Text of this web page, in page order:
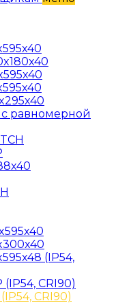
c равномерной
(IP54,
(IP54, CRI90)
CRI90)